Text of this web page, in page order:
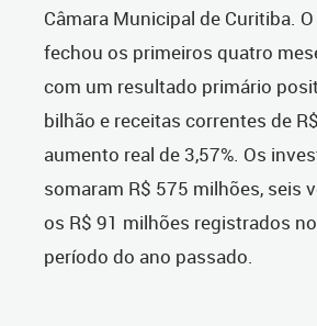
Câmara Municipal de Curitiba.
fechou os primeiros quatro
com um resultado primário
bilhão e receitas correntes de
aumento real de 3,57%. Os
somaram R$ 575 milhões, seis
os R$ 91 milhões registrados
período do ano passado.